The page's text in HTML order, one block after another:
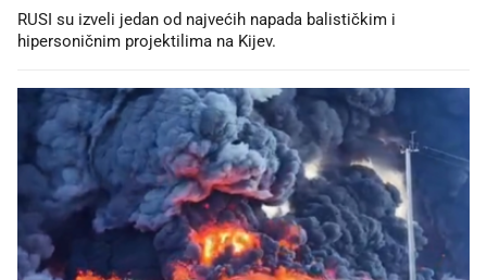
RUSI su izveli jedan od najvećih napada balističkim i
hipersoničnim projektilima na Kijev.